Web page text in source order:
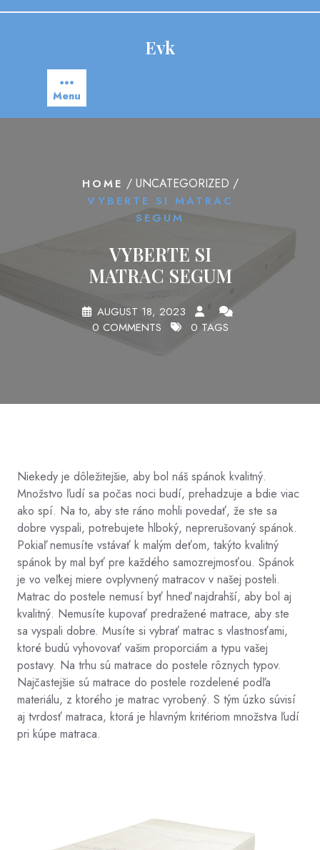
Skip
Evk
Menu
HOME / UNCATEGORIZED /
VYBERTE SI MATRAC
SEGUM
VYBERTE SI
MATRAC SEGUM
AUGUST 18, 2023
0 COMMENTS
0 TAGS
Niekedy je dôležitejšie, aby bol náš spánok kvalitný.
Množstvo ľudí sa počas noci budí, prehadzuje a bdie viac
ako spí. Na to, aby ste ráno mohli povedať, že ste sa
dobre vyspali, potrebujete hlboký, neprerušovaný spánok.
Pokiaľ nemusíte vstávať k malým deťom, takýto kvalitný
spánok by mal byť pre každého samozrejmosťou. Spánok
je vo veľkej miere ovplyvnený matracov v našej posteli.
Matrac do postele nemusí byť hneď najdrahší, aby bol aj
kvalitný. Nemusíte kupovať predražené matrace, aby ste
sa vyspali dobre. Musíte si vybrať matrac s vlastnosťami,
ktoré budú vyhovovať vašim proporciám a typu vašej
postavy. Na trhu sú matrace do postele rôznych typov.
Najčastejšie sú matrace do postele rozdelené podľa
materiálu, z ktorého je matrac vyrobený. S tým úzko súvisí
aj tvrdosť matraca, ktorá je hlavným kritériom množstva ľudí
pri kúpe matraca.